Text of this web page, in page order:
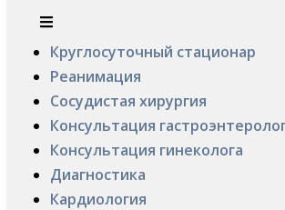
Круглосуточный стационар
Реанимация
Сосудистая хирургия
Консультация
Консультация гинеколога
Диагностика
Кардиология